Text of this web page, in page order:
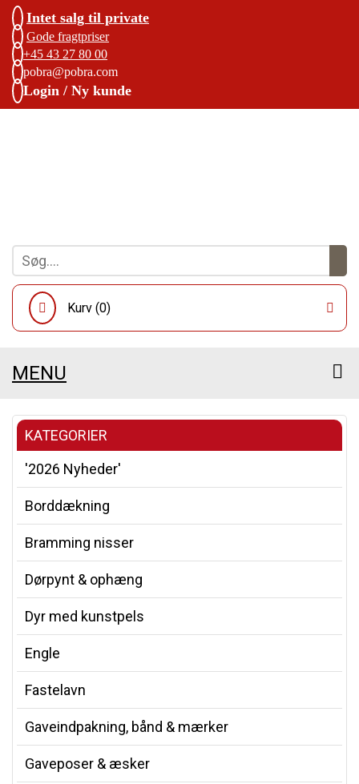
Intet salg til private
Gode fragtpriser
+45 43 27 80 00
pobra@pobra.com
Login / Ny kunde
Kurv (0)
MENU
KATEGORIER
'2026 Nyheder'
Borddækning
Bramming nisser
Dørpynt & ophæng
Dyr med kunstpels
Engle
Fastelavn
Gaveindpakning, bånd & mærker
Gaveposer & æsker